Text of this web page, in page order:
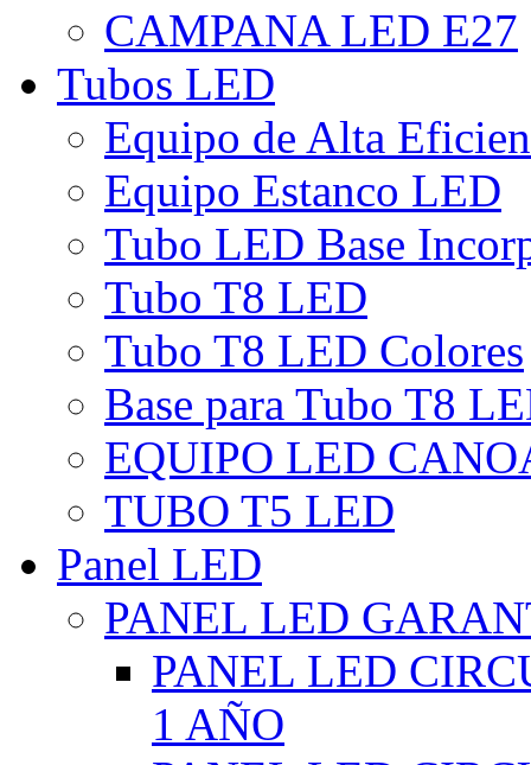
CAMPANA LED E27
Tubos LED
Equipo de Alta
Equipo Estanco LED
Tubo LED Base
Tubo T8 LED
Tubo T8 LED Colores
Base para Tubo T8
EQUIPO LED
TUBO T5 LED
Panel LED
PANEL LED
PANEL LED
1 AÑO